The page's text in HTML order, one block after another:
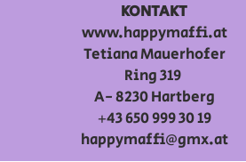
KONTAKT
www.happymaffi.at
Tetiana Mauerhofer
Ring 319
A- 8230 Hartberg
+43 650 999 30 19
happymaffi@gmx.at